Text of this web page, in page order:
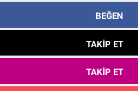
BEĞEN
TAKIP ET
TAKIP ET